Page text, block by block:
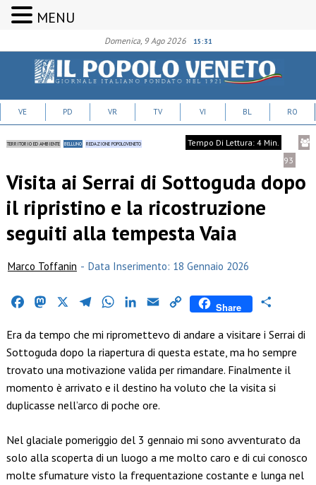
Domenica, 9 Ago 2026 15:31
VE PD VR TV VI BL RO
TERRITORIO ED AMBIENTE BELLUNO REDAZIONE POPOLOVENETO
Tempo Di Lettura: 4 Min.
93
Visita ai Serrai di Sottoguda dopo
il ripristino e la ricostruzione
seguiti alla tempesta Vaia
Marco Toffanin - Data Inserimento: 18 Gennaio 2026
FacebookMastodon TelegramWhatsAppLinkedIn
Email Copy
Share
Era da tempo che mi ripromettevo di andare a visitare i Serrai di
Sottoguda dopo la riapertura di questa estate, ma ho sempre
trovato una motivazione valida per rimandare. Finalmente il
momento è arrivato e il destino ha voluto che la visita si
duplicasse nell’arco di poche ore.
Nel glaciale pomeriggio del 3 gennaio mi sono avventurato da
solo alla scoperta di un luogo a me molto caro e di cui conosco
molte sfumature visto la frequentazione costante e lunga nel
MENU